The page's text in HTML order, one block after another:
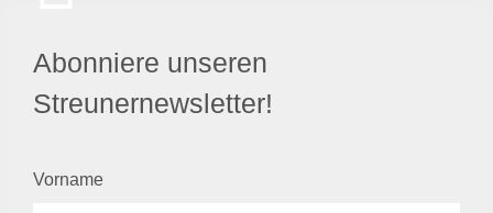
Abonniere unseren
Streunernewsletter!
Vorname